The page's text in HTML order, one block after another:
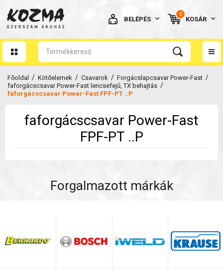
BELÉPÉS
BELÉPÉS
0
KOSÁR
Főoldal / Kötőelemek / Csavarok / Forgácslapcsavar Power-Fast /
faforgácscsavar Power-Fast lencsefejű, TX behajtás /
faforgácscsavar Power-Fast FPF-PT ..P
faforgácscsavar Power-Fast
FPF-PT ..P
Forgalmazott márkák